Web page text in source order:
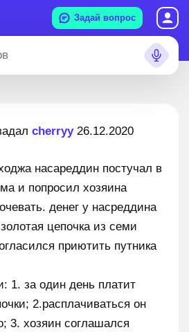
Задай вопрос
cherryy26.12.2020
насареддин постучал в
и попросил хозяина
денег у насреддина
цепочка из семи
приютить путника
1. за один день платит
2.расплачиваться он
3. хозяин соглашался